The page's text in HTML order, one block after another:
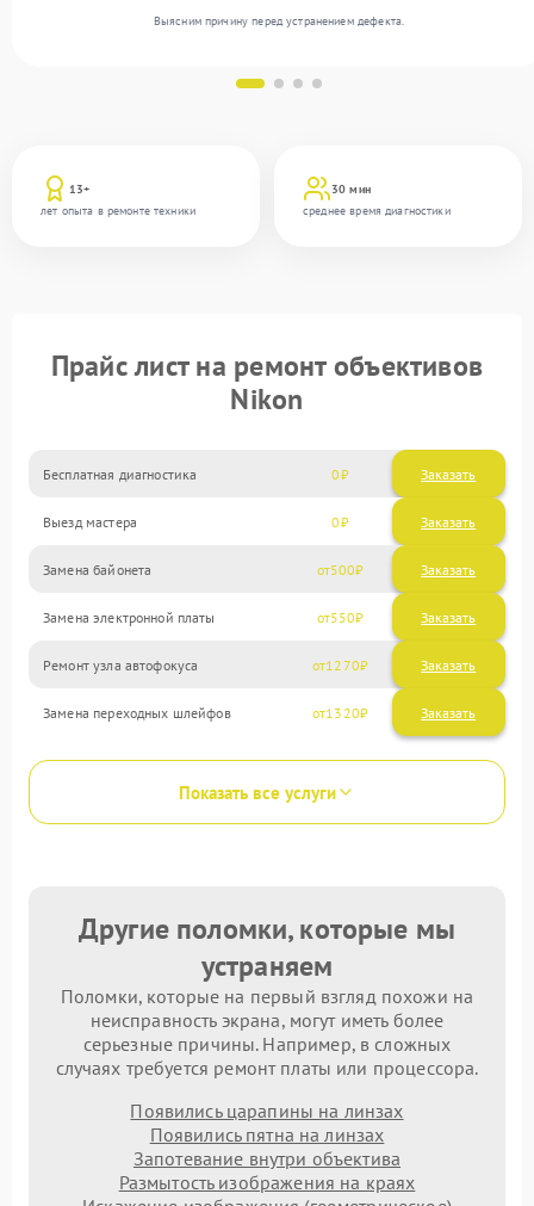
13+
лет опыта в ремонте техники
30 мин
среднее время диагностики
Выясним причину перед устранением дефекта.
Прайс лист на ремонт объективов
Nikon
Бесплатная диагностика 0 Заказать
Выезд мастера 0 Заказать
Замена байонета 500
Замена электронной платы 550
Ремонт узла автофокуса 1270
Замена переходных шлейфов 1320
Показать все услуги
Другие поломки, которые мы
устраняем
Поломки, которые на первый взгляд похожи на
неисправность экрана, могут иметь более
серьезные причины. Например, в сложных
случаях требуется ремонт платы или процессора.
Появились царапины на линзах
Появились пятна на линзах
Запотевание внутри объектива
Размытость изображения на краях